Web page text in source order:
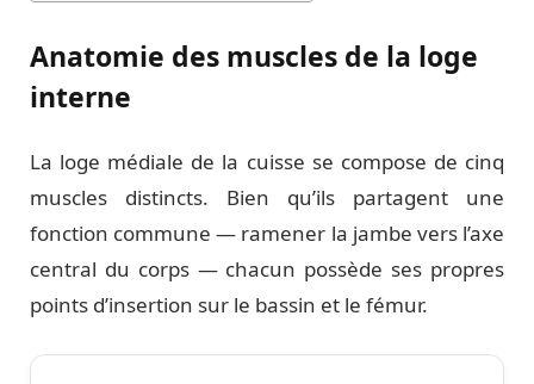
Anatomie des muscles de la loge
interne
La loge médiale de la cuisse se compose de cinq
muscles distincts. Bien qu’ils partagent une
fonction commune — ramener la jambe vers l’axe
central du corps — chacun possède ses propres
points d’insertion sur le bassin et le fémur.